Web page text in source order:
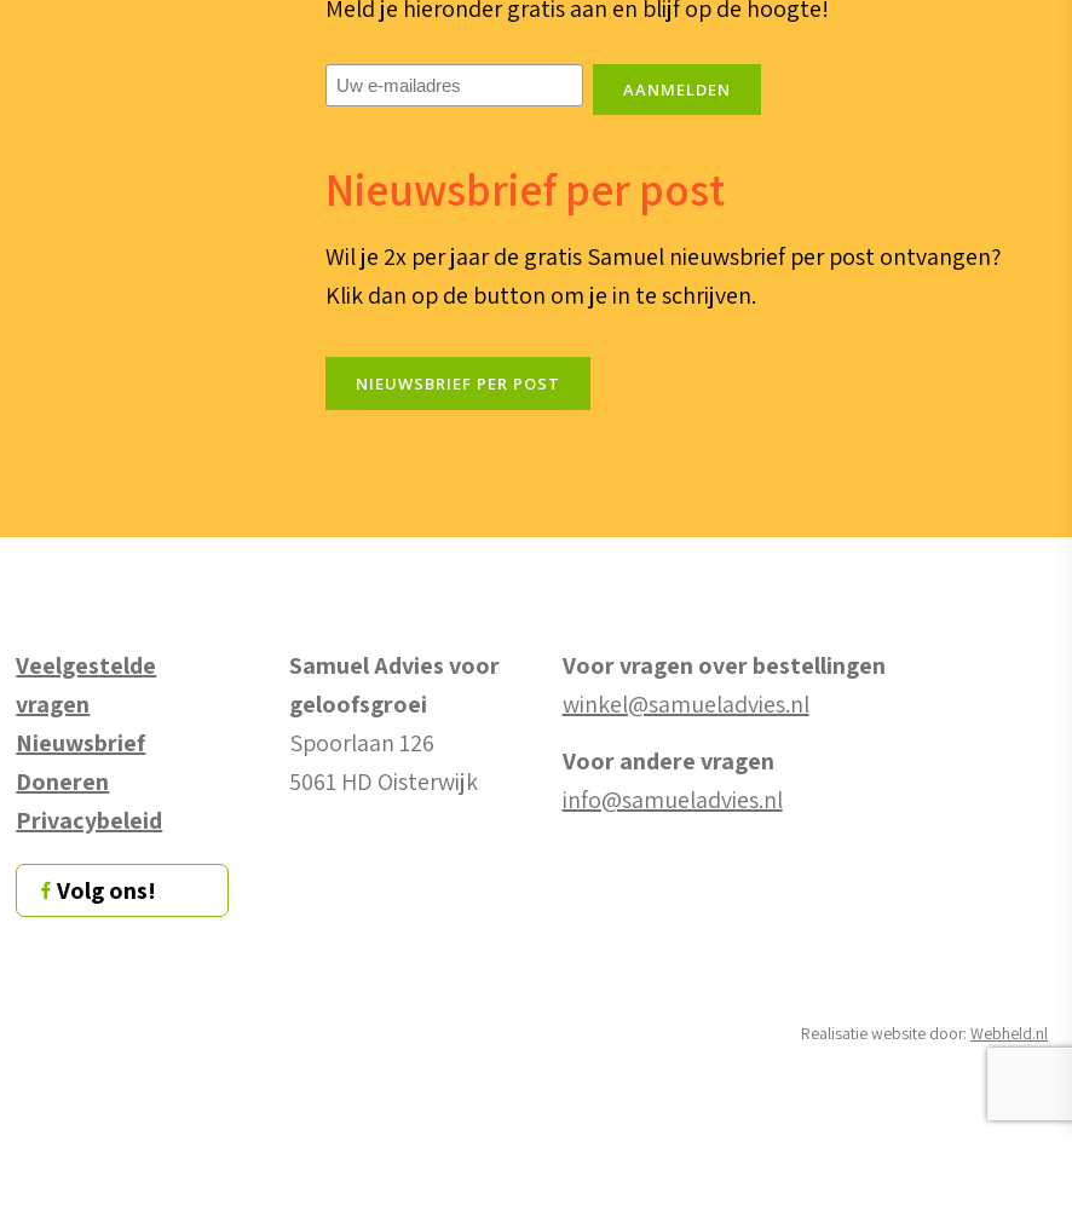
Meld je hieronder gratis aan en blijf op de hoogte!
E-
mailadres(Vereist)
AANMELDEN
Nieuwsbrief per post
Wil je 2x per jaar de gratis Samuel nieuwsbrief per post ontvangen?
Klik dan op de button om je in te schrijven.
NIEUWSBRIEF PER POST
Veelgestelde
vragen
Nieuwsbrief
Doneren
Privacybeleid
Volg ons!
Samuel Advies voor
geloofsgroei
Spoorlaan 126
5061 HD Oisterwijk
Voor vragen over bestellingen
winkel@samueladvies.nl
Voor andere vragen
info@samueladvies.nl
Realisatie website door: Webheld.nl